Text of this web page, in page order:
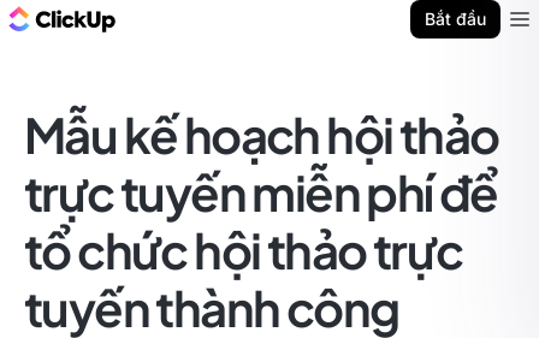
Bắt đầu
Mẫu kế hoạch hội thảo
trực tuyến miễn phí để
tổ chức hội thảo trực
tuyến thành công